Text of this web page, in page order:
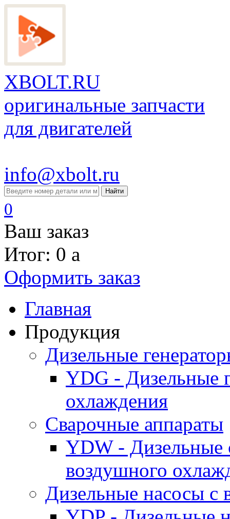
XBOLT.RU
оригинальные запчасти
для двигателей
info@xbolt.ru
Найти
0
Ваш заказ
Итог: 0 a
Оформить заказ
Главная
Продукция
Дизельные
YDG - Дизельные
охлаждения
Cварочные аппараты
YDW - Дизельные
воздушного
Дизельные насосы